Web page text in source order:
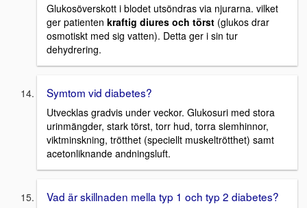
Glukosöverskott i blodet utsöndras via njurarna. vilket
ger patienten kraftig diures och törst (glukos drar
osmotiskt med sig vatten). Detta ger i sin tur
dehydrering.
Symtom vid diabetes?
Utvecklas gradvis under veckor. Glukosuri med stora
urinmängder, stark törst, torr hud, torra slemhinnor,
viktminskning, trötthet (speciellt muskeltrötthet) samt
acetonliknande andningsluft.
Vad är skillnaden mella typ 1 och typ 2 diabetes?